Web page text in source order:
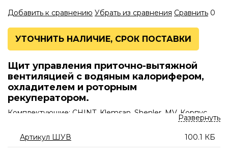
ПРОЕКТИРОВЩИКУ
МОНТАЖНИКУ
Добавить к сравнению Убрать из сравнения Сравнить 0
УТОЧНИТЬ НАЛИЧИЕ, СРОК ПОСТАВКИ
Щит управления приточно-вытяжной
вентиляцией с водяным калорифером,
охладителем и роторным
рекуператором.
Комплектующие: CHINT, Klemsan, Shenler, MV, Корпус
Развернуть
Артикул ШУВ 100.1 КБ